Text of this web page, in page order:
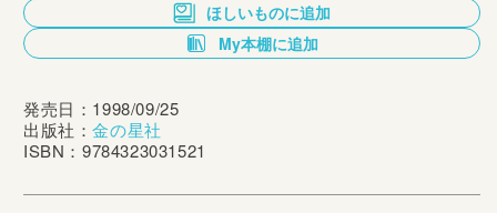
ほしいものに追加
My本棚に追加
発売日：1998/09/25
出版社：金の星社
ISBN：9784323031521